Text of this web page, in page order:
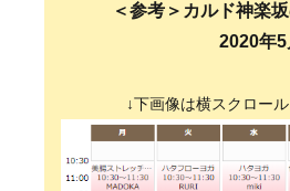
＜参考＞カルド神楽
2020年5
↓下画像は横スクロー